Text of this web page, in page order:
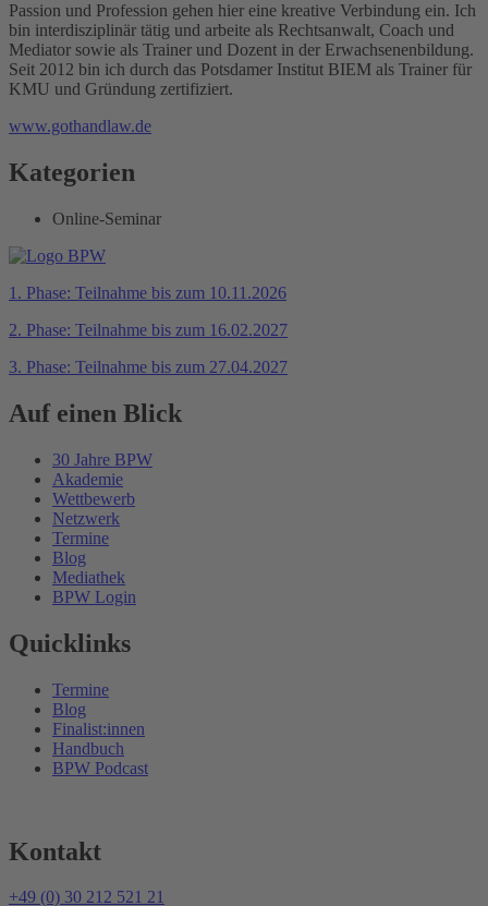
Passion und Profession gehen hier eine kreative Verbindung ein. Ich
bin interdisziplinär tätig und arbeite als Rechtsanwalt, Coach und
Mediator sowie als Trainer und Dozent in der Erwachsenenbildung.
Seit 2012 bin ich durch das Potsdamer Institut BIEM als Trainer für
KMU und Gründung zertifiziert.
www.gothandlaw.de
Kategorien
Online-Seminar
1. Phase: Teilnahme bis zum 10.11.2026
2. Phase: Teilnahme bis zum 16.02.2027
3. Phase: Teilnahme bis zum 27.04.2027
Auf einen Blick
30 Jahre BPW
Akademie
Wettbewerb
Netzwerk
Termine
Blog
Mediathek
BPW Login
Quicklinks
Termine
Blog
Finalist:innen
Handbuch
BPW Podcast
Kontakt
+49 (0) 30 212 521 21